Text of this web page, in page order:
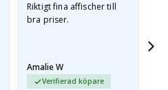
Riktigt fina affischer till
bra priser.
Amalie W
Verifierad köpare